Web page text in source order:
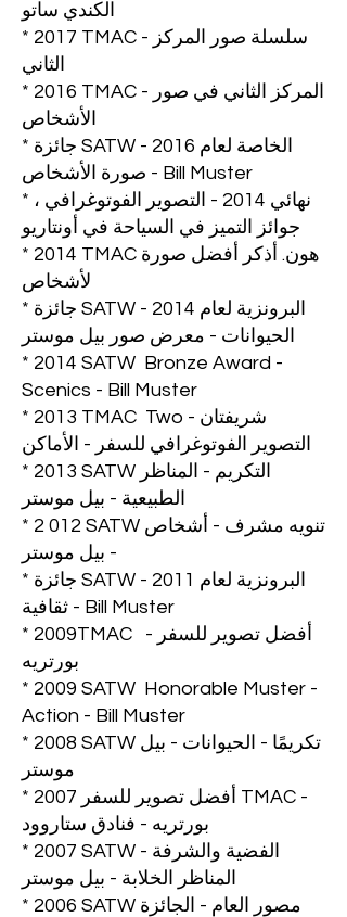
الكندي ساتو
* 2017 TMAC - سلسلة صور المركز
الثاني
* 2016 TMAC - المركز الثاني في صور
الأشخاص
* جائزة SATW الخاصة لعام 2016 -
صورة الأشخاص - Bill Muster
* نهائي 2014 - التصوير الفوتوغرافي ،
جوائز التميز في السياحة في أونتاريو
* 2014 TMAC هون. أذكر أفضل صورة
لأشخاص
* جائزة SATW البرونزية لعام 2014 -
الحيوانات - معرض صور بيل موستر
* 2014 SATW Bronze Award -
Scenics - Bill Muster
* 2013 TMAC Two شريفتان -
التصوير الفوتوغرافي للسفر - الأماكن
* 2013 SATW التكريم - المناظر
الطبيعية - بيل موستر
* 2 012 SATW تنويه مشرف - أشخاص
- بيل موستر
* جائزة SATW البرونزية لعام 2011 -
ثقافية - Bill Muster
* 2009TMAC أفضل تصوير للسفر -
بورتريه
* 2009 SATW Honorable Muster -
Action - Bill Muster
* 2008 SATW تكريمًا - الحيوانات - بيل
موستر
* 2007 أفضل تصوير للسفر TMAC -
بورتريه - فنادق ستاروود
* 2007 SATW الفضية والشرفة -
المناظر الخلابة - بيل موستر
* 2006 SATW مصور العام - الجائزة